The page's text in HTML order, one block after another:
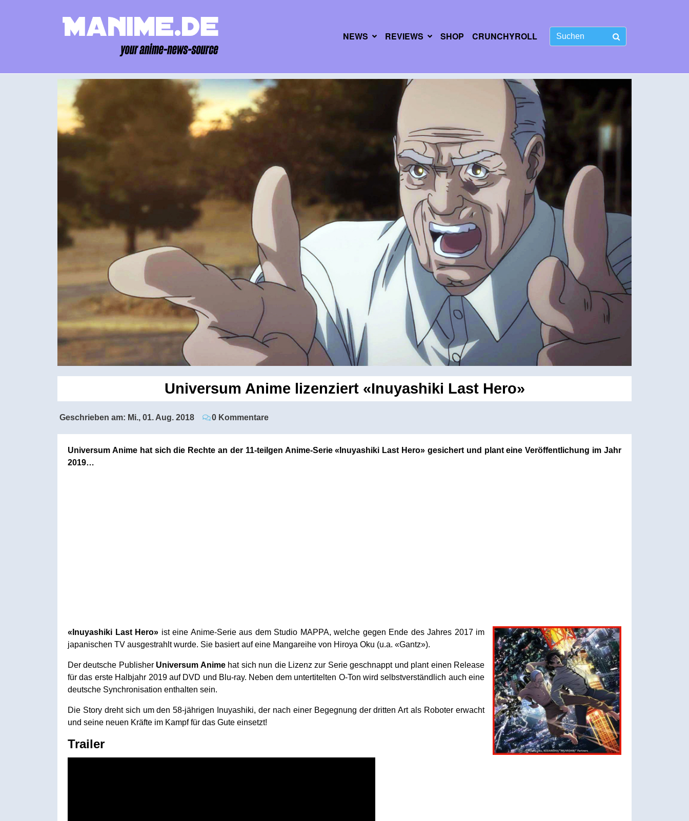
NEWS REVIEWS SHOP CRUNCHYROLL
Universum Anime lizenziert «Inuyashiki Last Hero»
Geschrieben am: Mi., 01. Aug. 2018 0 Kommentare
Universum Anime hat sich die Rechte an der 11-teilgen Anime-Serie «Inuyashiki Last Hero» gesichert und plant eine Veröffentlichung im Jahr
2019…
«Inuyashiki Last Hero» ist eine Anime-Serie aus dem Studio MAPPA, welche gegen Ende des Jahres 2017 im
japanischen TV ausgestrahlt wurde. Sie basiert auf eine Mangareihe von Hiroya Oku (u.a. «Gantz»).
Der deutsche Publisher Universum Animehat sich nun die Lizenz zur Serie geschnappt und plant einen Release
für das erste Halbjahr 2019 auf DVD und Blu-ray. Neben dem untertitelten O-Ton wird selbstverständlich auch eine
deutsche Synchronisation enthalten sein.
Die Story dreht sich um den 58-jährigen Inuyashiki, der nach einer Begegnung der dritten Art als Roboter erwacht
und seine neuen Kräfte im Kampf für das Gute einsetzt!
Trailer